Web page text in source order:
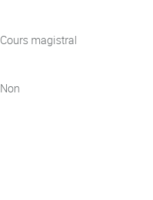
Cours magistral
Non